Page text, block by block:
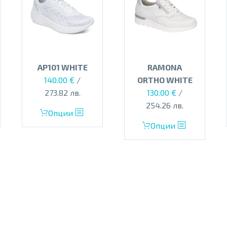
AP101 WHITE
140.00 € /
273.82 лв.
Опции
This
product
RAMONA
ORTHO WHITE
130.00 € /
254.26 лв.
Опции
This
product